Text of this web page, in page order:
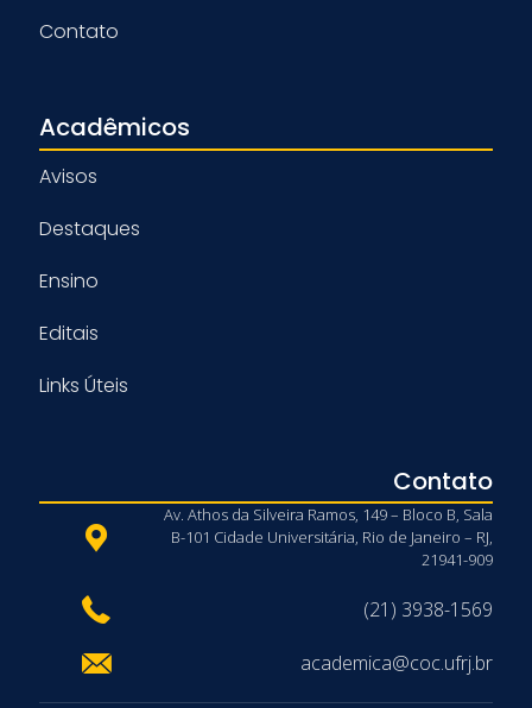
Contato
Acadêmicos
Avisos
Destaques
Ensino
Editais
Links Úteis
Contato
Av. Athos da Silveira Ramos, 149 – Bloco B, Sala
B-101 Cidade Universitária, Rio de Janeiro – RJ,
21941-909
(21) 3938-1569
academica@coc.ufrj.br